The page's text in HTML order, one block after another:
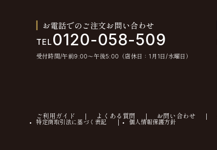
お電話でのご注文お問い合わせ
TEL 0120-058-509
受付時間/午前9:00〜午後5:00（店休日：1月1日/水曜日）
ご利用ガイド よくある質問 お問い合わせ
特定商取引法に基づく表記 個人情報保護方針